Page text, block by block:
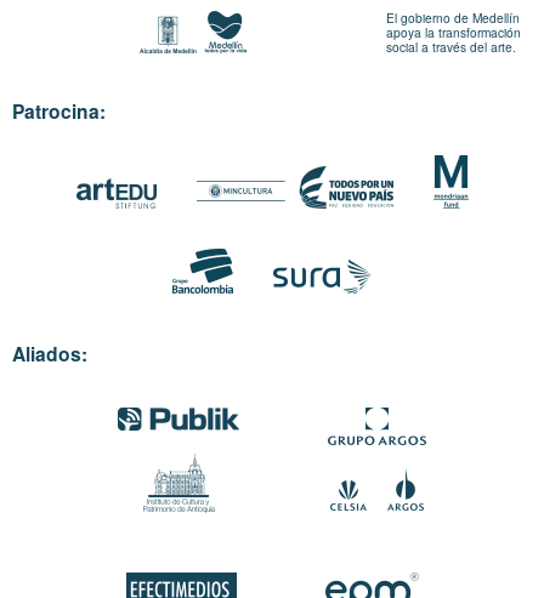
El gobierno de Medellín
apoya la transformación
social a través del arte.
Patrocina:
Aliados: